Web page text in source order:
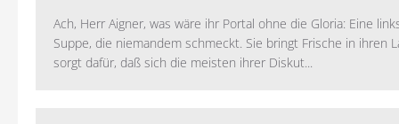
Ach, Herr Aigner, was wäre ihr Portal ohne die Gloria: Eine
Suppe, die niemandem schmeckt. Sie bringt Frische in ihren
sorgt dafür, daß sich die meisten ihrer Diskut...